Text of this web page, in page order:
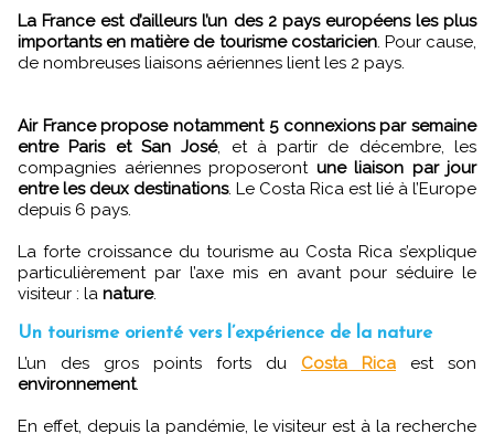
La France est d’ailleurs l’un des 2 pays européens les plus
importants en matière de tourisme costaricien. Pour cause,
de nombreuses liaisons aériennes lient les 2 pays.
Air France propose notamment 5 connexions par semaine
entre Paris et San José, et à partir de décembre, les
compagnies aériennes proposeront une liaison par jour
entre les deux destinations. Le Costa Rica est lié à l’Europe
depuis 6 pays.
La forte croissance du tourisme au Costa Rica s’explique
particulièrement par l’axe mis en avant pour séduire le
visiteur : la nature.
Un tourisme orienté vers l’expérience de la nature
L’un des gros points forts du Costa Rica est son
environnement.
En effet, depuis la pandémie, le visiteur est à la recherche